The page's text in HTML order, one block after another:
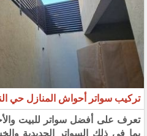
تركيب سواتر أحواش المنازل حي
تعرف على أفضل سواتر للبيت